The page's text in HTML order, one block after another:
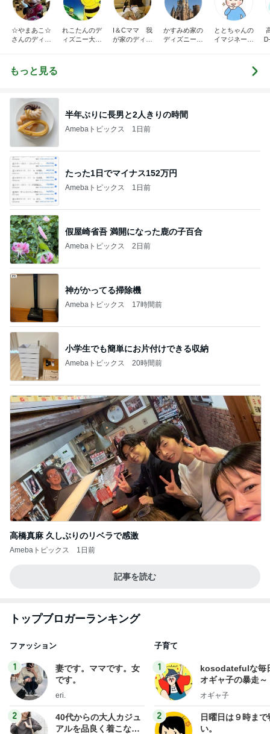
☆やまあこ☆
さんのディズ
れこたんのデ
ィズニー大好
I＆Cママ 我
が家のディズ
かすみめ家の
ディズニー大
ととちゃんの
イマジネーシ
もっと見る
半年ぶりに長男と2人きりの時間
Amebaトピックス 1日前
たった1日でマイナス152万円
Amebaトピックス 1日前
假屋崎省吾 満開になった鹿の子百合
Amebaトピックス 2日前
神がかってる掃除機
Amebaトピックス 17時間前
小学生でも簡単にお片付けできる収納
Amebaトピックス 20時間前
高橋真麻 久しぶりのリベラで感激
Amebaトピックス 1日前
記事を読む
トップブロガーランキング
ファッション
1
妻です。ママです。女
です。
eri.
2
40代からの大人カジュ
アルを品良く着こなす
子育て
1
kosodatefulな毎
オギャ子の暴走～
オギャ子
2
日曜日は９時まで
い。